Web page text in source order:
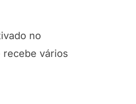
no
recebe vários